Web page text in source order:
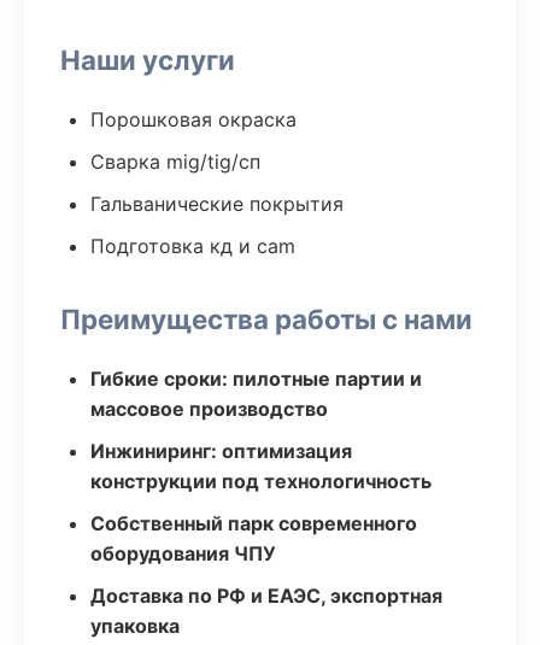
Наши услуги
Порошковая окраска
Сварка mig/tig/сп
Гальванические покрытия
Подготовка кд и cam
Преимущества работы с нами
Гибкие сроки: пилотные партии и
массовое производство
Инжиниринг: оптимизация
конструкции под технологичность
Собственный парк современного
оборудования ЧПУ
Доставка по РФ и ЕАЭС, экспортная
упаковка